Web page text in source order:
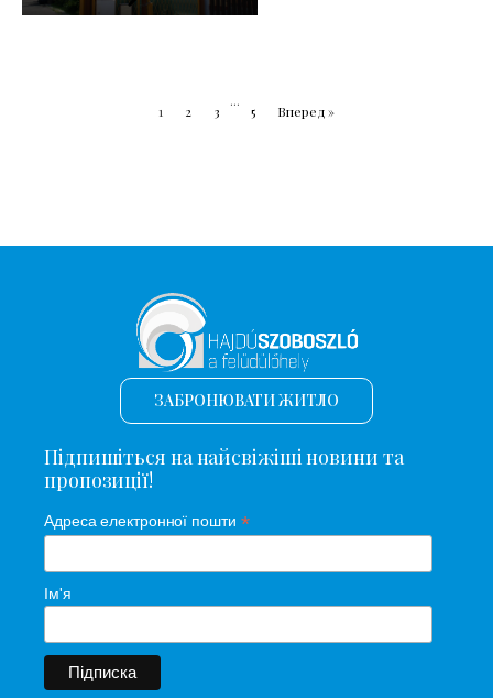
1 2 3
...
5 Вперед »
ЗАБРОНЮВАТИ ЖИТЛО
Підпишіться на найсвіжіші новини та
пропозиції!
Адреса електронної пошти *
Ім'я